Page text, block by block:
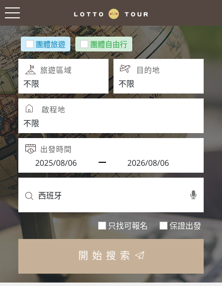
團體旅遊 團體自由行
旅遊區域 目的地
啟程地
出發時間
只找可報名 保證出發
開始搜索